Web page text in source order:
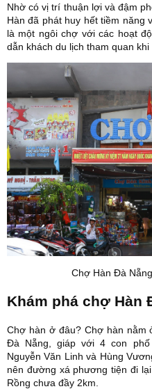
Nhờ có vị trí thuận lợi và đậm
Hàn đã phát huy hết tiềm năng
là một ngôi chợ với các hoạt
dẫn khách du lịch tham quan
Chợ Hàn Đà
Khám phá chợ Hàn
Chợ hàn ở đâu? Chợ hàn nằm
Đà Nẵng, giáp với 4 con phố
Nguyễn Văn Linh và Hùng
nên đường xá phương tiện đi
Rồng chưa đầy 2km.